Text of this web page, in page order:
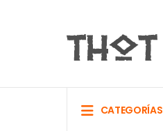
CATEGORÍAS